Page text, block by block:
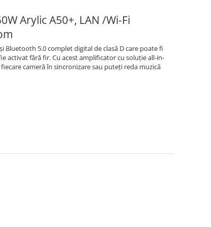
Arylic A50+, LAN /Wi-Fi
Bluetooth 5.0 complet digital de clasă D care poate fi
activat fără fir. Cu acest amplificator cu soluție all-in-
cameră în sincronizare sau puteți reda muzică